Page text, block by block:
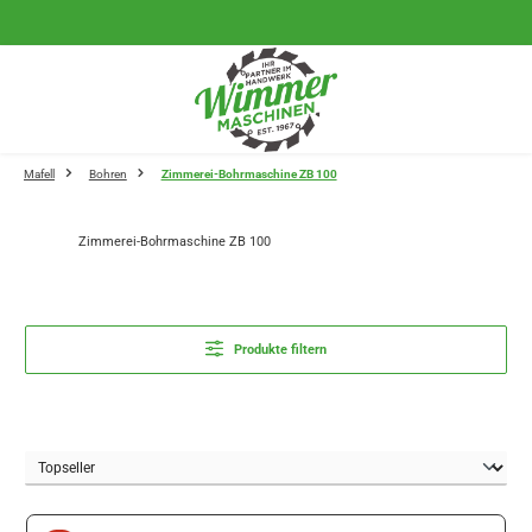
Mafell Bohren Zimmerei-Bohrmaschine ZB 100
Zimmerei-Bohrmaschine ZB 100
Produkte filtern